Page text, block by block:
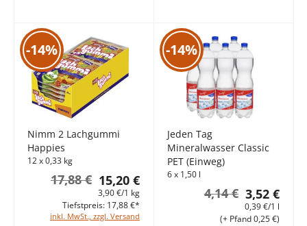
-14%
Nimm 2 Lachgummi
Happies
12 x 0,33 kg
15,20 €
17,88 €
3,90 €/1 kg
inkl. MwSt., zzgl. Versand
Tiefstpreis: 17,88 €*
-14%
Jeden Tag
Mineralwasser Classic
PET (Einweg)
6 x 1,50 l
3,52 €
4,14 €
0,39 €/1 l
(+ Pfand 0,25 €)